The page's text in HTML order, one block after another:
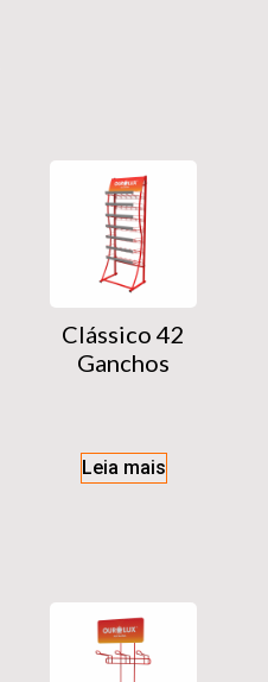
Clássico 42
Ganchos
Leia mais